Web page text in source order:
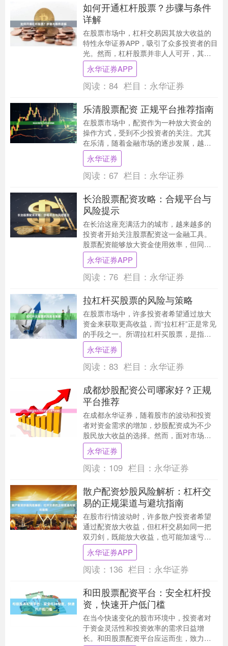
如何开通杠杆股票？步骤与条件
详解
在股票市场中，杠杆交易因其放大收益的
特性永华证券APP，吸引了众多投资者的目
光。然而，杠杆股票并非人人可开，其背
后涉及严格的准入条件和操作流程。本文
将为您详细解....
永华证券APP
阅读： 84 栏目： 永华证券
乐清股票配资 正规平台推荐指南
在股票市场中，配资作为一种放大资金的
操作方式，受到不少投资者的关注。尤其
在乐清，随着金融市场的逐步发展，越来
越多的人开始尝试股票配资。然而，如何
选择一家正规、安....
永华证券
阅读： 67 栏目： 永华证券
长治股票配资攻略：合规平台与
风险提示
在长治这座充满活力的城市，越来越多的
投资者开始关注股票配资这一金融工具。
股票配资能够放大资金使用效率，但同时
也伴随着较高的风险。本文将为您详细解
析长治股票配资的....
永华证券APP
阅读： 76 栏目： 永华证券
拉杠杆买股票的风险与策略
在股票市场中，许多投资者希望通过放大
资金来获取更高收益，而“拉杠杆”正是常见
的手段之一。所谓拉杠杆买股票，是指投
资者借用券商或其他金融机构的资金进行
股票交易，以....
永华证券
阅读： 83 栏目： 永华证券
成都炒股配资公司哪家好？正规
平台推荐
在成都永华证券，随着股市的波动和投资
者对资金需求的增加，炒股配资成为不少
股民放大收益的选择。然而，面对市场上
众多的配资公司，如何选择一家正规、安
全的平台成为关键....
永华证券
阅读： 109 栏目： 永华证券
散户配资炒股风险解析：杠杆交
易的正规渠道与避坑指南
在股市行情波动时，许多散户投资者希望
通过配资放大收益，但杠杆交易如同一把
双刃剑，既能放大收益，也可能加速亏
损。本文将深入解析配资炒股的风险，并
为您提供正规渠道与....
永华证券APP
阅读： 136 栏目： 永华证券
和田股票配资平台：安全杠杆投
资，快速开户低门槛
在当今快速变化的股市环境中，投资者对
于资金灵活性和投资效率的需求日益增
长。和田股票配资平台应运而生，致力于